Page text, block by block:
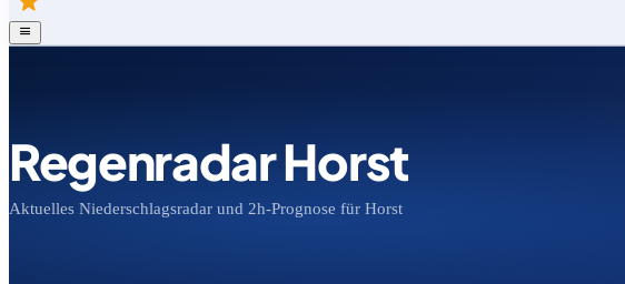
Regenradar Horst
Aktuelles Niederschlagsradar und 2h-Prognose für Horst